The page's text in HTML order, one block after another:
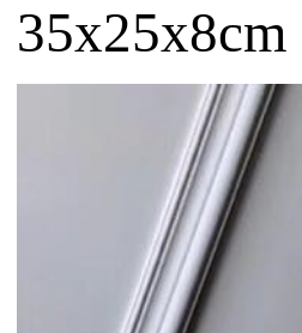
35x25x8cm